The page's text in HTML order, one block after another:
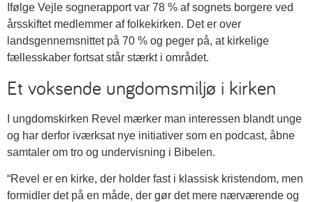
Ifølge Vejle sognerapport var 78 % af sognets borgere ved
årsskiftet medlemmer af folkekirken. Det er over
landsgennemsnittet på 70 % og peger på, at kirkelige
fællesskaber fortsat står stærkt i området.
Et voksende ungdomsmiljø i kirken
I ungdomskirken Revel mærker man interessen blandt unge
og har derfor iværksat nye initiativer som en podcast, åbne
samtaler om tro og undervisning i Bibelen.
“Revel er en kirke, der holder fast i klassisk kristendom, men
formidler det på en måde, der gør det mere nærværende og